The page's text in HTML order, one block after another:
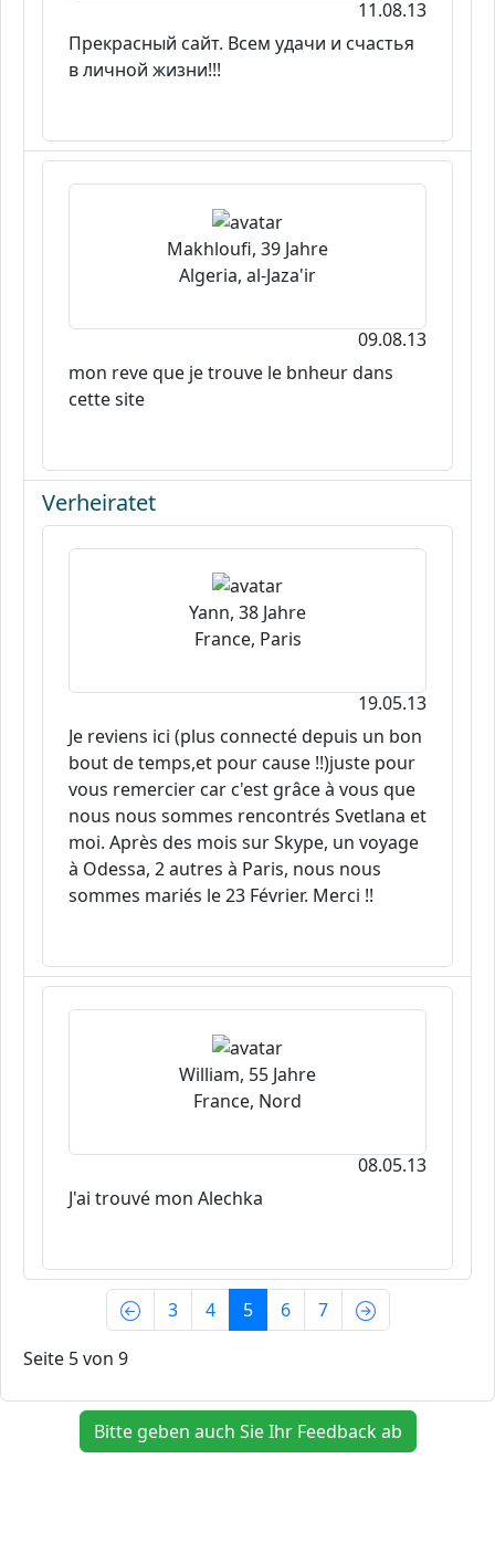
11.08.13
Прекрасный сайт. Всем удачи и счастья
в личной жизни!!!
Makhloufi, 39 Jahre
Algeria, al-Jaza'ir
09.08.13
mon reve que je trouve le bnheur dans
cette site
Verheiratet
Yann, 38 Jahre
France, Paris
19.05.13
Je reviens ici (plus connecté depuis un bon
bout de temps,et pour cause !!)juste pour
vous remercier car c'est grâce à vous que
nous nous sommes rencontrés Svetlana et
moi. Après des mois sur Skype, un voyage
à Odessa, 2 autres à Paris, nous nous
sommes mariés le 23 Février. Merci !!
William, 55 Jahre
France, Nord
08.05.13
J'ai trouvé mon Alechka
3 4 5(current)
6
7
Seite 5 von 9
Bitte geben auch Sie Ihr Feedback ab